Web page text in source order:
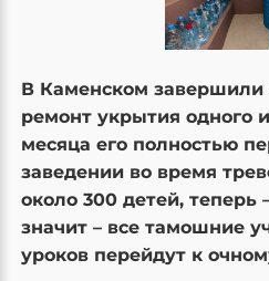
В Каменском завершили
ремонт укрытия одного
месяца его полностью
заведении во время
около 300 детей, теперь
значит – все тамошние
уроков перейдут к